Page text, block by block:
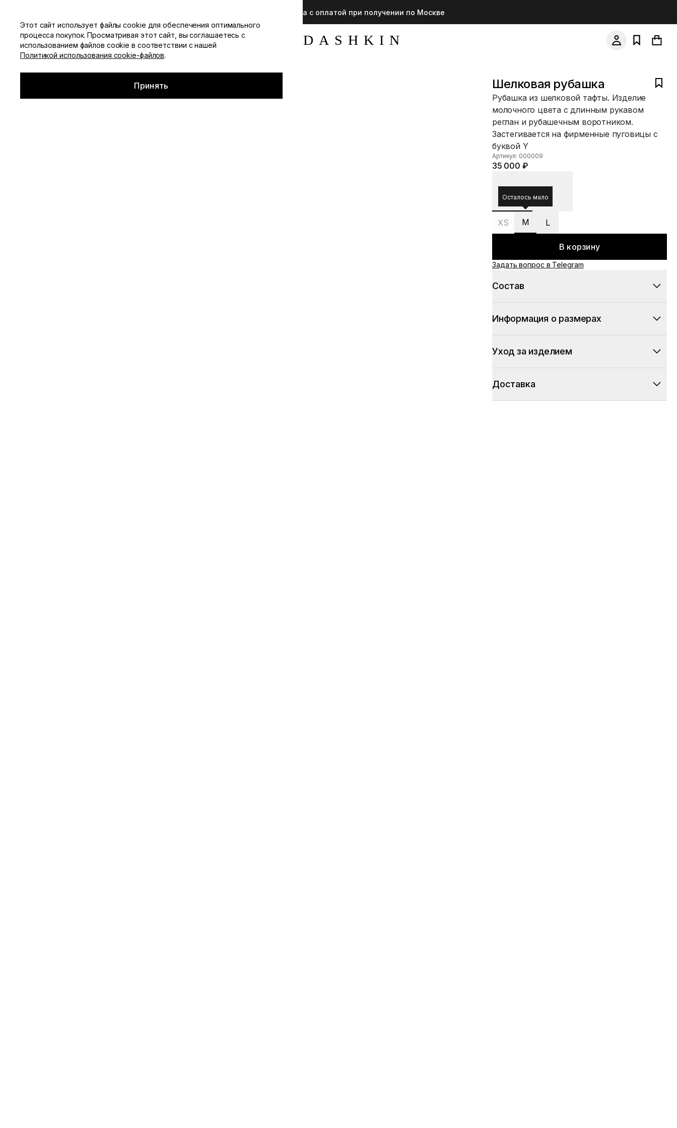
Доступна примерка с оплатой при получении по Москве
Каталог YUDASHKIN
Смотреть все
Главная▪Каталог▪Блузы / рубашки▪Шелковая рубашка
Шелковая рубашка
Рубашка из шелковой тафты. Изделие
молочного цвета с длинным рукавом
реглан и рубашечным воротником.
Застегивается на фирменные пуговицы с
буквой Y
Артикул: 000009
35 000 ₽
XS M
Осталось мало
L
В корзину
Задать вопрос в Telegram
Состав
Информация о размерах
Уход за изделием
Доставка
Этот сайт использует файлы cookie для обеспечения оптимального
процесса покупок. Просматривая этот сайт, вы соглашаетесь с
использованием файлов cookie в соответствии с нашей
Политикой использования cookie-файлов.
Принять